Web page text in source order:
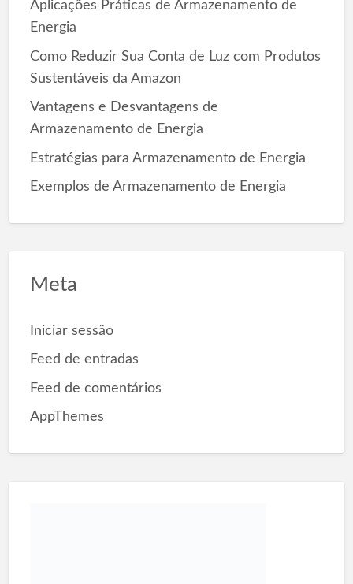
r
Aplicações Práticas de Armazenamento de
Energia
Como Reduzir Sua Conta de Luz com Produtos
Sustentáveis da Amazon
Vantagens e Desvantagens de
Armazenamento de Energia
Estratégias para Armazenamento de Energia
Exemplos de Armazenamento de Energia
Meta
Iniciar sessão
Feed de entradas
Feed de comentários
AppThemes